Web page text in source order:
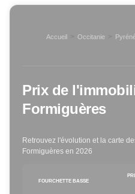
Accueil > Occitanie >
Prix de
Formiguères
Retrouvez l'évolution et la carte
Formiguères en 2026
FOURCHETTE BASSE